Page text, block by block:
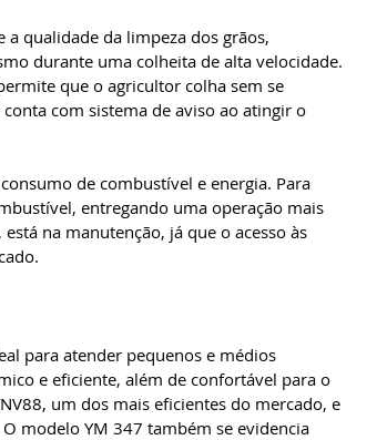
qualidade da limpeza dos grãos,
durante uma colheita de alta velocidade.
que o agricultor colha sem se
com sistema de aviso ao atingir o
de combustível e energia. Para
entregando uma operação mais
na manutenção, já que o acesso às
para atender pequenos e médios
e eficiente, além de confortável para o
um dos mais eficientes do mercado, e
modelo YM 347 também se evidencia